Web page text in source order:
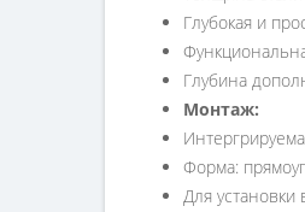
Глубокая и
Глубина
Монтаж:
Форма:
Для